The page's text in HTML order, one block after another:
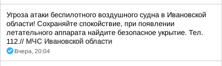
Угроза атаки беспилотного воздушного судна в Ивановской
области! Сохраняйте спокойствие, при появлении
летательного аппарата найдите безопасное укрытие. Тел.
112.// МЧС Ивановской области
Вчера, 20:04